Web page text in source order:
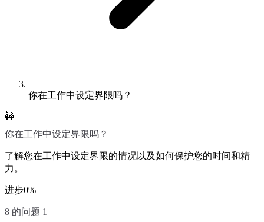
你在工作中设定界限吗？
🚧
你在工作中设定界限吗？
了解您在工作中设定界限的情况以及如何保护您的时间和精
力。
进步0%
8 的问题 1